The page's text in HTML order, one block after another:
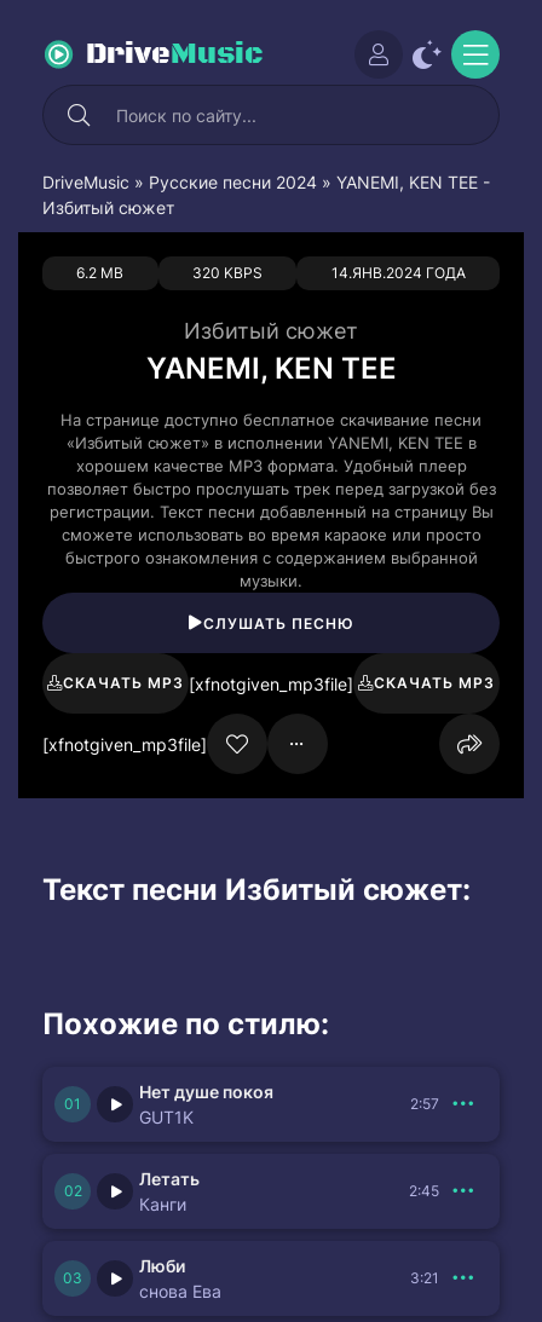
DriveMusic
DriveMusic » Русские песни 2024 » YANEMI, KEN TEE -
Избитый сюжет
6.2 MB 320 KBPS 14.ЯНВ.2024 ГОДА
0 0
Избитый сюжет
YANEMI, KEN TEE
На странице доступно бесплатное скачивание песни
«Избитый сюжет» в исполнении YANEMI, KEN TEE в
хорошем качестве MP3 формата. Удобный плеер
позволяет быстро прослушать трек перед загрузкой без
регистрации. Текст песни добавленный на страницу Вы
сможете использовать во время караоке или просто
быстрого ознакомления с содержанием выбранной
музыки.
СЛУШАТЬ ПЕСНЮ
СКАЧАТЬ MP3 [xfnotgiven_mp3file] СКАЧАТЬ MP3
[xfnotgiven_mp3file]
Текст песни Избитый сюжет:
Похожие по стилю:
Нет душе покоя
GUT1K
2:57
Летать
Канги
2:45
Люби
снова Ева
3:21